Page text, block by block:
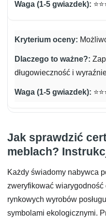
długowieczność i
Jak sprawdzić
meblach?
Każdy świadomy nabywca
zweryfikować
rynkowych wyrobów
symbolami ekologicznymi.